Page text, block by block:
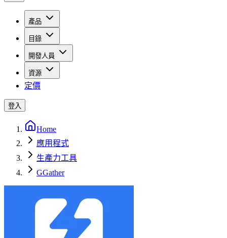
產品
目錄
開發人員
資源
定價
登入
Home
應用程式
生產力工具
GGather